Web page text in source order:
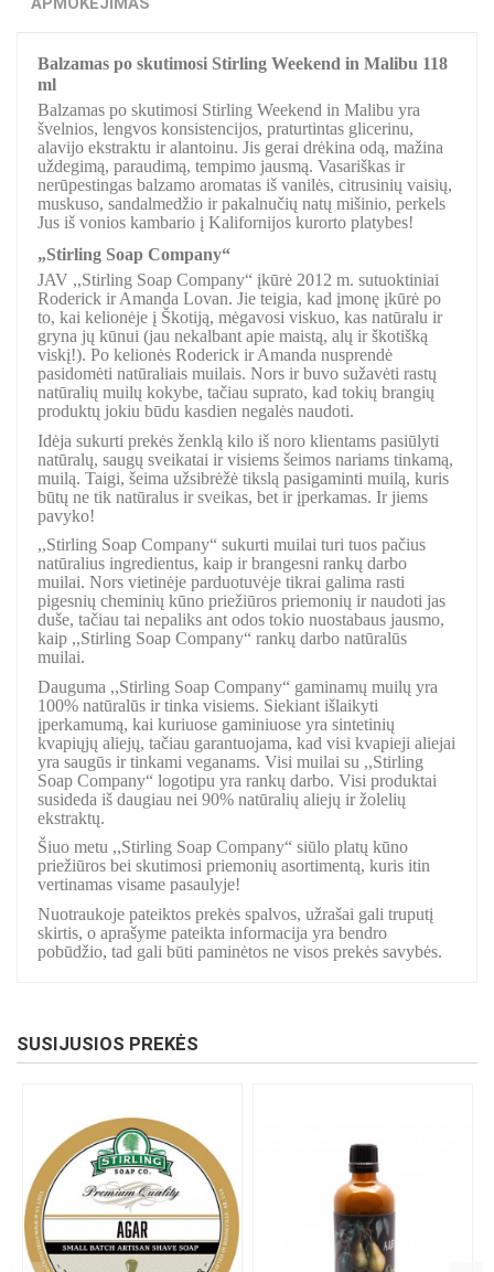
Balzamas po skutimosi Stirling Weekend in Malibu 118
ml
Balzamas po skutimosi Stirling Weekend in Malibu yra
švelnios, lengvos konsistencijos, praturtintas glicerinu,
alavijo ekstraktu ir alantoinu. Jis gerai drėkina odą, mažina
uždegimą, paraudimą, tempimo jausmą. Vasariškas ir
nerūpestingas balzamo aromatas iš vanilės, citrusinių vaisių,
muskuso, sandalmedžio ir pakalnučių natų mišinio, perkels
Jus iš vonios kambario į Kalifornijos kurorto platybes!
„Stirling Soap Company“
JAV ,,Stirling Soap Company“ įkūrė 2012 m. sutuoktiniai
Roderick ir Amanda Lovan. Jie teigia, kad įmonę įkūrė po
to, kai kelionėje į Škotiją, mėgavosi viskuo, kas natūralu ir
gryna jų kūnui (jau nekalbant apie maistą, alų ir škotišką
viskį!). Po kelionės Roderick ir Amanda nusprendė
pasidomėti natūraliais muilais. Nors ir buvo sužavėti rastų
natūralių muilų kokybe, tačiau suprato, kad tokių brangių
produktų jokiu būdu kasdien negalės naudoti.
Idėja sukurti prekės ženklą kilo iš noro klientams pasiūlyti
natūralų, saugų sveikatai ir visiems šeimos nariams tinkamą,
muilą. Taigi, šeima užsibrėžė tikslą pasigaminti muilą, kuris
būtų ne tik natūralus ir sveikas, bet ir įperkamas. Ir jiems
pavyko!
,,Stirling Soap Company“ sukurti muilai turi tuos pačius
natūralius ingredientus, kaip ir brangesni rankų darbo
muilai. Nors vietinėje parduotuvėje tikrai galima rasti
pigesnių cheminių kūno priežiūros priemonių ir naudoti jas
duše, tačiau tai nepaliks ant odos tokio nuostabaus jausmo,
kaip ,,Stirling Soap Company“ rankų darbo natūralūs
muilai.
Dauguma ,,Stirling Soap Company“ gaminamų muilų yra
100% natūralūs ir tinka visiems. Siekiant išlaikyti
įperkamumą, kai kuriuose gaminiuose yra sintetinių
kvapiųjų aliejų, tačiau garantuojama, kad visi kvapieji aliejai
yra saugūs ir tinkami veganams. Visi muilai su ,,Stirling
Soap Company“ logotipu yra rankų darbo. Visi produktai
susideda iš daugiau nei 90% natūralių aliejų ir žolelių
ekstraktų.
Šiuo metu ,,Stirling Soap Company“ siūlo platų kūno
priežiūros bei skutimosi priemonių asortimentą, kuris itin
vertinamas visame pasaulyje!
Nuotraukoje pateiktos prekės spalvos, užrašai gali truputį
skirtis, o aprašyme pateikta informacija yra bendro
pobūdžio, tad gali būti paminėtos ne visos prekės savybės.
SUSIJUSIOS PREKĖS